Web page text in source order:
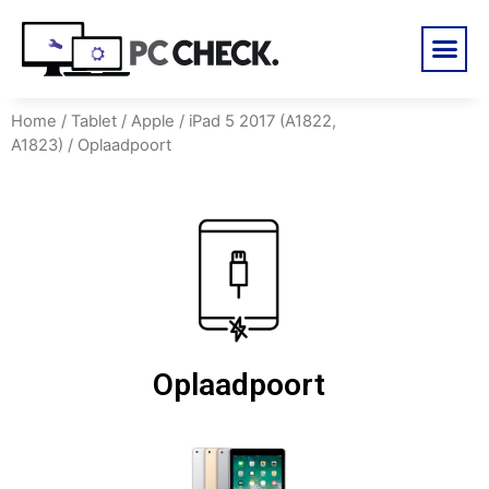
Home / Tablet / Apple / iPad 5 2017 (A1822,
A1823) / Oplaadpoort
Oplaadpoort